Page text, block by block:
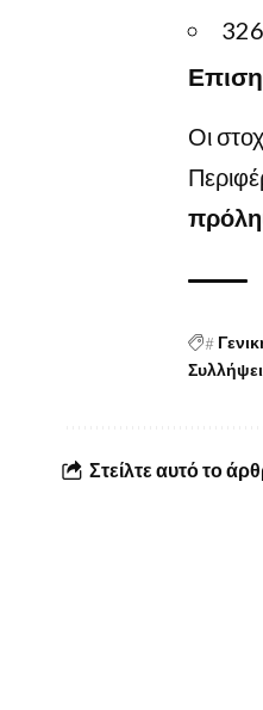
Οι
#
Στείλτε αυτό το